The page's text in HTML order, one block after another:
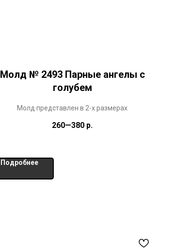
Молд № 2493 Парные ангелы с
голубем
Молд представлен в 2-х размерах
260—380 р.
Подробнее